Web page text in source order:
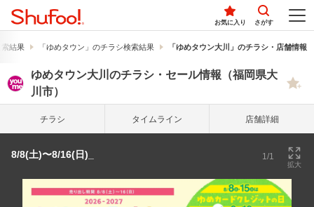
お気に入り さがす
結果 「ゆめタウン」のチラシ検索結果 「ゆめタウン大川」のチラシ・店舗情報
ゆめタウン大川のチラシ・セール情報（福岡県大
川市）
チラシ タイム ライン 店舗詳細
8/8(土)〜8/16(日)_ 1/1
拡大